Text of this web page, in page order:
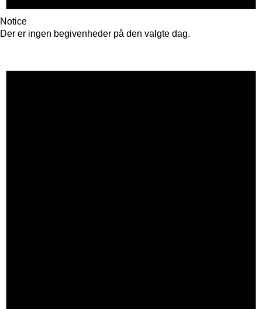
Notice
Der er ingen begivenheder på den valgte dag.